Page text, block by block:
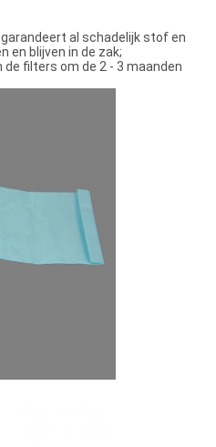
al schadelijk stof en
en blijven in de zak;
filters om de 2 - 3 maanden